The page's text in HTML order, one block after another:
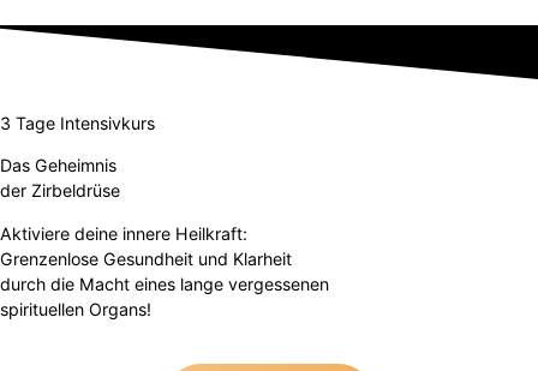
3 Tage Intensivkurs
Das Geheimnis
der Zirbeldrüse
Aktiviere deine innere Heilkraft:
Grenzenlose Gesundheit und Klarheit
durch die Macht eines lange vergessenen
spirituellen Organs!